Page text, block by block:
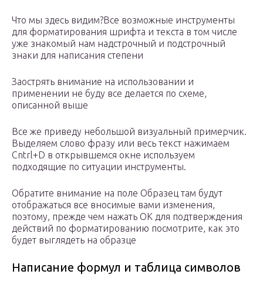
Что мы здесь видим?Все возможные инструменты
для форматирования шрифта и текста в том числе
уже знакомый нам надстрочный и подстрочный
знаки для написания степени
Заострять внимание на использовании и
применении не буду все делается по схеме,
описанной выше
Все же приведу небольшой визуальный примерчик.
Выделяем слово фразу или весь текст нажимаем
Cntrl+D в открывшемся окне используем
подходящие по ситуации инструменты.
Обратите внимание на поле Образец там будут
отображаться все вносимые вами изменения,
поэтому, прежде чем нажать ОК для подтверждения
действий по форматированию посмотрите, как это
будет выглядеть на образце
Написание формул и таблица символов